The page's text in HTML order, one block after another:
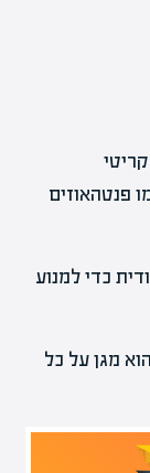
פנטהאוזים
כדי למנוע
מגן על כל